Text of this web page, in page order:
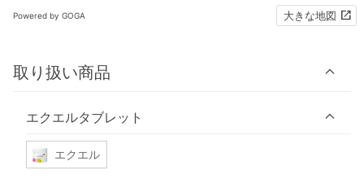
Powered by GOGA 大きな地図
取り扱い商品
エクエルタブレット
エクエル